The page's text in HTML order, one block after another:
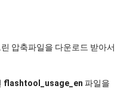
압축파일을 다운로드 받아서
flashtool_usage_en 파일을